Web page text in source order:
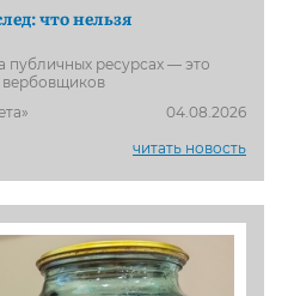
что нельзя
ресурсах — это
вербовщиков
04.08.2026
читать новость